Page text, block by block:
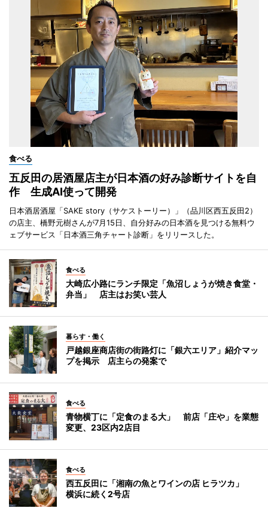
食べる
五反田の居酒屋店主が日本酒の好み診断サイトを自
作 生成AI使って開発
日本酒居酒屋「SAKE story（サケストーリー）」（品川区西五反田2）
の店主、橋野元樹さんが7月15日、自分好みの日本酒を見つける無料ウ
ェブサービス「日本酒三角チャート診断」をリリースした。
食べる
大崎広小路にランチ限定「魚沼しょうが焼き食堂・
弁当」 店主はお笑い芸人
暮らす・働く
戸越銀座商店街の街路灯に「銀六エリア」紹介マッ
プを掲示 店主らの発案で
食べる
青物横丁に「定食のまる大」 前店「庄や」を業態
変更、23区内2店目
食べる
西五反田に「湘南の魚とワインの店 ヒラツカ」
横浜に続く2号店